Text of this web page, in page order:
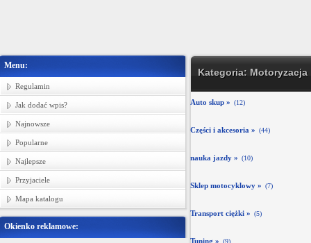
Menu:
Regulamin
Jak dodać wpis?
Najnowsze
Popularne
Najlepsze
Przyjaciele
Mapa katalogu
Okienko reklamowe:
Kategoria: Motoryzacja
Auto skup » (12)
Części i akcesoria » (44)
nauka jazdy » (10)
Sklep motocyklowy » (7)
Transport ciężki » (5)
Tuning » (9)